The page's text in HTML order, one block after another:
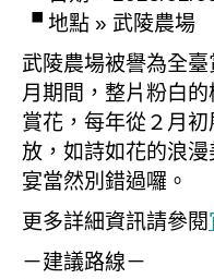
▝ 地點 » 武陵農場
武陵農場被譽為全
月期間，整片粉白
賞花，每年從２月
放，如詩如花的浪
宴當然別錯過囉。
更多詳細資訊請參閱
－建議路線－